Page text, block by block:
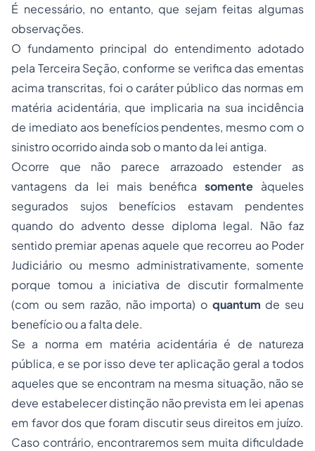
É necessário, no entanto, que sejam feitas algumas
observações.
O fundamento principal do entendimento adotado
pela Terceira Seção, conforme se verifica das ementas
acima transcritas, foi o caráter público das normas em
matéria acidentária, que implicaria na sua incidência
de imediato aos benefícios pendentes, mesmo com o
sinistro ocorrido ainda sob o manto da lei antiga.
Ocorre que não parece arrazoado estender as
vantagens da lei mais benéficasomente àqueles
segurados sujos benefícios estavam pendentes
quando do advento desse diploma legal. Não faz
sentido premiar apenas aquele que recorreu ao Poder
Judiciário ou mesmo administrativamente, somente
porque tomou a iniciativa de discutir formalmente
(com ou sem razão, não importa) o quantum de seu
benefício ou a falta dele.
Se a norma em matéria acidentária é de natureza
pública, e se por isso deve ter aplicação geral a todos
aqueles que se encontram na mesma situação, não se
deve estabelecer distinção não prevista em lei apenas
em favor dos que foram discutir seus direitos em juízo.
Caso contrário, encontraremos sem muita dificuldade